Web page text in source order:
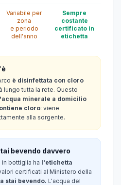
Variabile per
zona
e periodo
dell'anno
Sempre
costante
certificato in
etichetta
è disinfettata con cloro
lungo tutta la rete. Questo
minerale a domicilio
cloro: viene
alla sorgente.
bevendo davvero
in bottiglia ha l'etichetta
certificati al Ministero della
stai bevendo. L'acqua del